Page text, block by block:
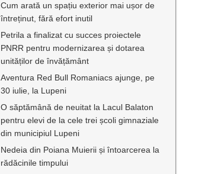
Cum arată un spațiu exterior mai ușor de
întreținut, fără efort inutil
Petrila a finalizat cu succes proiectele
PNRR pentru modernizarea și dotarea
unităților de învățământ
Aventura Red Bull Romaniacs ajunge, pe
30 iulie, la Lupeni
O săptămână de neuitat la Lacul Balaton
pentru elevi de la cele trei școli gimnaziale
din municipiul Lupeni
Nedeia din Poiana Muierii și întoarcerea la
rădăcinile timpului